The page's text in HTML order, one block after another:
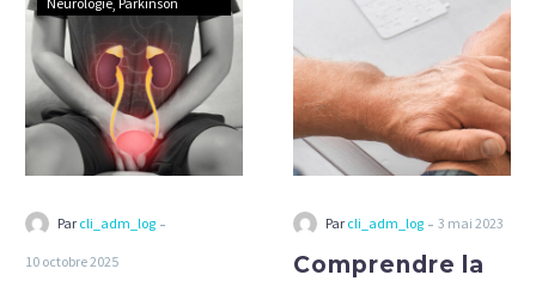
Troubles
Urinaires
dans
la
Maladie
de
Par cli_adm_log -
10 octobre 2025
maladie
Parkinson
Par cli_adm_log - 3 mai 2023
Comprendre la